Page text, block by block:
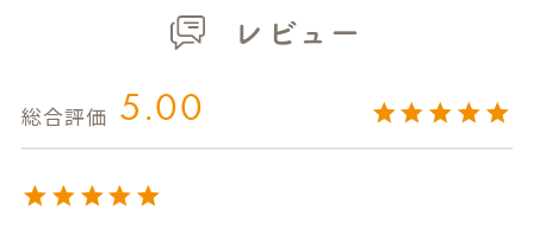
レビュー
5.00